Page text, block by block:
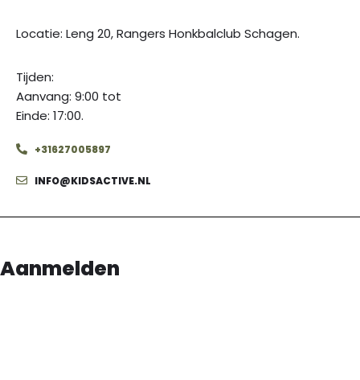
Locatie: Leng 20, Rangers Honkbalclub Schagen.
Tijden:
Aanvang: 9:00 tot
Einde: 17:00.
+31627005897
INFO@KIDSACTIVE.NL
Aanmelden